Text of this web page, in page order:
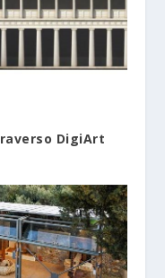
DigiArt